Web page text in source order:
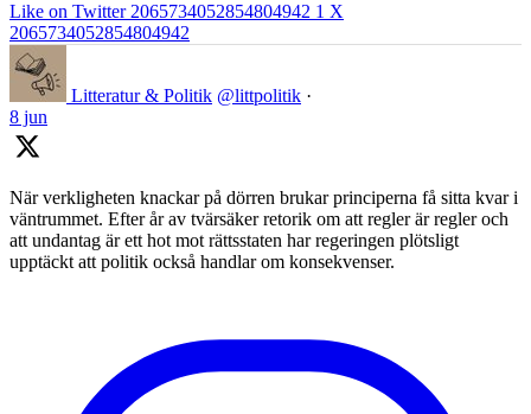
Like on Twitter 2065734052854804942 1 X
2065734052854804942
Litteratur & Politik @littpolitik ·
8 jun
När verkligheten knackar på dörren brukar principerna få sitta kvar i
väntrummet. Efter år av tvärsäker retorik om att regler är regler och
att undantag är ett hot mot rättsstaten har regeringen plötsligt
upptäckt att politik också handlar om konsekvenser.